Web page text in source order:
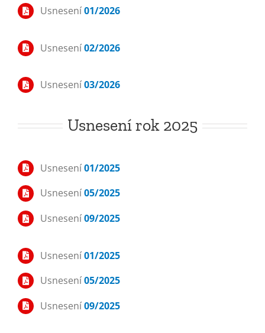
Usnesení01/2026
Usnesení02/2026
Usnesení03/2026
Usnesení rok 2025
Usnesení01/2025
Usnesení05/2025
Usnesení09/2025
Usnesení01/2025
Usnesení05/2025
Usnesení09/2025